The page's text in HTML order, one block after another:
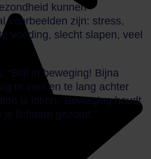
kunnen
voorbeelden zijn: stress,
voeding, slecht slapen, veel
“Blijf in beweging! Bijna
te veel en te lang achter
is lotion.’ Beweging houdt
lichaam gezond.”